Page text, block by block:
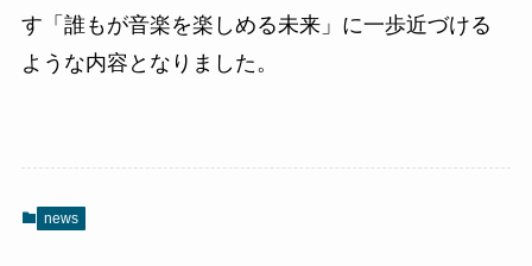
す「誰もが音楽を楽しめる未来」に一歩近づける
ような内容となりました。
news